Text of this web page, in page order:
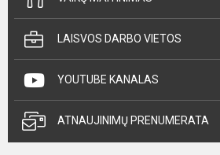
LAISVOS DARBO VIETOS
YOUTUBE KANALAS
ATNAUJINIMŲ PRENUMERATA